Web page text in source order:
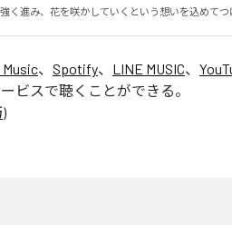
進み、花を咲かしていくという想いを込めてつ
、 Spotify、 LINE MUSIC、
ビスで聴くことができる。